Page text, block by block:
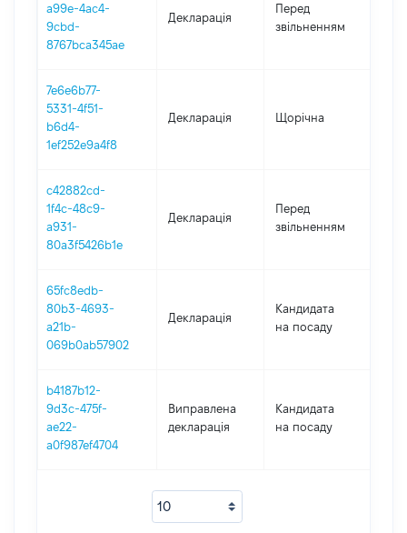
a99e-4ac4-
9cbd-
8767bca345ae
Декларація
Перед
звільненням
7e6e6b77-
5331-4f51-
b6d4-
1ef252e9a4f8
Декларація Щорічна
c42882cd-
1f4c-48c9-
a931-
80a3f5426b1e
Декларація
Перед
звільненням
65fc8edb-
80b3-4693-
a21b-
069b0ab57902
Декларація
Кандидата
на посаду
b4187b12-
9d3c-475f-
ae22-
a0f987ef4704
Виправлена
декларація
Кандидата
на посаду